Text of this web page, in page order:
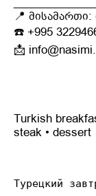
📍
☎️ +995
📩
Turkish
steak • dessert
Турецкий